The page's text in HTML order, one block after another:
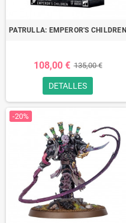
PATRULLA: EMPEROR'S CHILDREN
108,00 € 135,00 €
DETALLES
-20%